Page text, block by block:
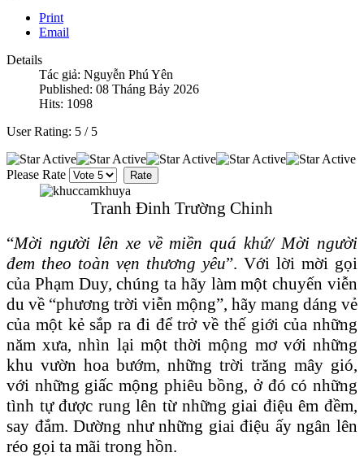
Print
Email
Details
Tác giả: Nguyễn Phú Yên
Published: 08 Tháng Bảy 2026
Hits: 1098
User Rating: 5 / 5
Please Rate
Tranh Đinh Trường Chinh
“Mời người lên xe về miền quá khứ/ Mời người
đem theo toàn vẹn thương yêu”. Với lời mời gọi
của Phạm Duy, chúng ta hãy làm một chuyến viễn
du về “phương trời viễn mộng”, hãy mang dáng vẻ
của một kẻ sắp ra đi để trở về thế giới của những
năm xưa, nhìn lại một thời mộng mơ với những
khu vườn hoa bướm, những trời trăng mây gió,
với những giấc mộng phiêu bồng, ở đó có những
tình tự được rung lên từ những giai điệu êm đềm,
say đắm. Dường như những giai điệu ấy ngân lên
réo gọi ta mãi trong hồn.